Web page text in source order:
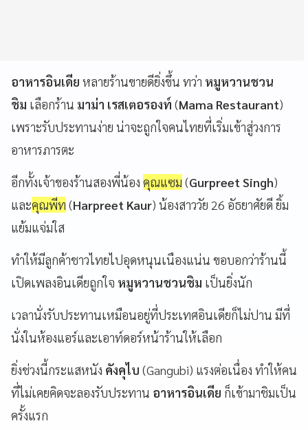
อาหารอินเดีย หลายร้านขายดียิ่งขึ้น ทว่า หมูหวานชวน
ชิม เลือกร้าน มาม่า เรสเตอรองท์ (Mama Restaurant)
เพราะรับประทานง่าย น่าจะถูกใจคนไทยที่เริ่มเข้าสู่วงการ
อาหารภารตะ
อีกทั้งเจ้าของร้านสองพี่น้อง คุณแซม (Gurpreet Singh)
และคุณพีท (Harpreet Kaur) น้องสาววัย 26 อัธยาศัยดี ยิ้ม
แย้มแจ่มใส
ทำให้มีลูกค้าชาวไทยไปอุดหนุนเนืองแน่น ขอบอกว่าร้านนี้
เปิดเพลงอินเดียถูกใจ หมูหวานชวนชิม เป็นยิ่งนัก
เวลานั่งรับประทานเหมือนอยู่ที่ประเทศอินเดียก็ไม่ปาน มีที่
นั่งในห้องแอร์และเอาท์ดอร์หน้าร้านให้เลือก
ยิ่งช่วงนี้กระแสหนัง คังคุไบ (Gangubi) แรงต่อเนื่อง ทำให้คน
ที่ไม่เคยคิดจะลองรับประทาน อาหารอินเดีย ก็เข้ามาชิมเป็น
ครั้งแรก